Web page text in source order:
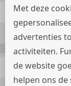
Met deze
advertenties
activiteiten.
de website
helpen ons
+31